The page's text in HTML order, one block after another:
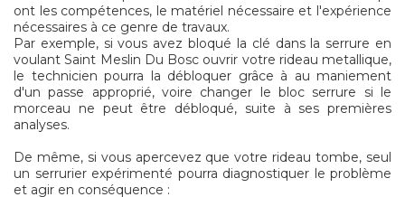
ont les compétences, le matériel nécessaire et l'expérience
nécessaires à ce genre de travaux.
Par exemple, si vous avez bloqué la clé dans la serrure en
voulant Saint Meslin Du Bosc ouvrir votre rideau metallique,
le technicien pourra la débloquer grâce à au maniement
d'un passe approprié, voire changer le bloc serrure si le
morceau ne peut être débloqué, suite à ses premières
analyses.
De même, si vous apercevez que votre rideau tombe, seul
un serrurier expérimenté pourra diagnostiquer le problème
et agir en conséquence :